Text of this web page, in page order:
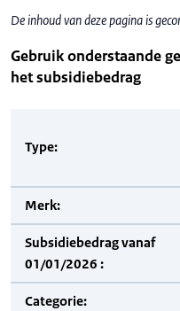
De inhoud van deze pagina is
Gebruik onderstaande
het subsidiebedrag
Type:
Merk:
Subsidiebedrag vanaf
01/01/2026 :
Categorie: